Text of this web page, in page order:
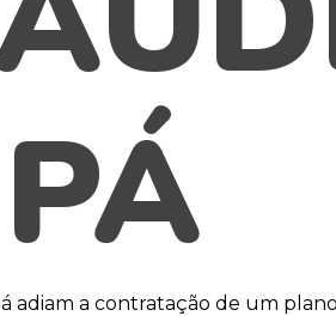
adiam a contratação de um